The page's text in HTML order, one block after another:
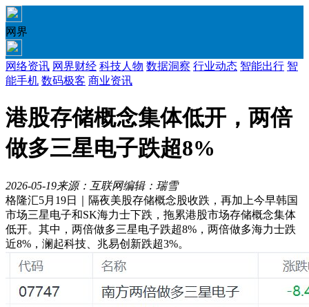
网界
网络资讯 网界财经 科技人物 数据洞察 行业动态 智能出行 智
能手机 数码极客 商业资讯
港股存储概念集体低开，两倍
做多三星电子跌超8%
2026-05-19来源：互联网编辑：瑞雪
格隆汇5月19日｜隔夜美股存储概念股收跌，再加上今早韩国
市场三星电子和SK海力士下跌，拖累港股市场存储概念集体
低开。其中，两倍做多三星电子跌超8%，两倍做多海力士跌
近8%，澜起科技、兆易创新跌超3%。